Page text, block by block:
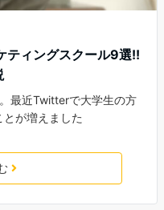
ティングスクール9選!!
最近Twitterで大学生の方
が増えました